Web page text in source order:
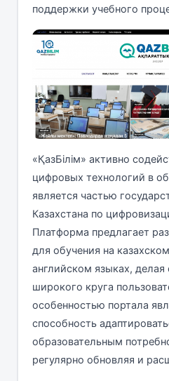
поддержки учебного
«ҚазБілім» активно
цифровых технологий в
является частью
Казахстана по
Платформа предлагает
для обучения на
английском языках, делая
широкого круга
особенностью портала
способность
образовательным
регулярно обновляя и